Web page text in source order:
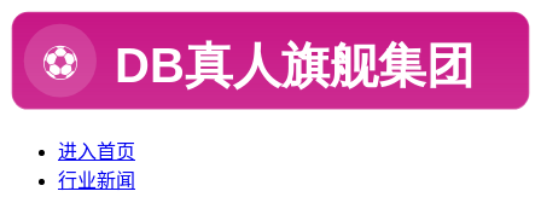
进入首页
行业新闻